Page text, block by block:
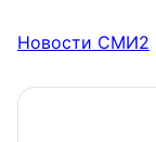
Новости СМИ2